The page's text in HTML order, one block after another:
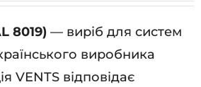
8019) — виріб для систем
виробника
VENTS відповідає